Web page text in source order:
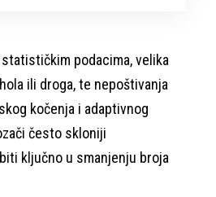
podacima, velika
ili droga, te nepoštivanja
kočenja i adaptivnog
često skloniji
ključno u smanjenju broja